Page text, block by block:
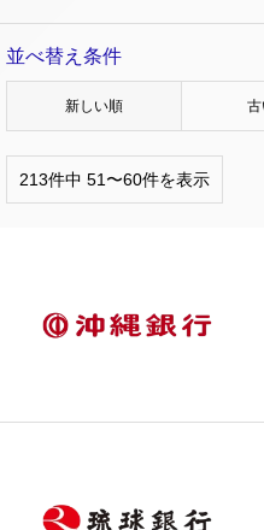
並べ替え条件
新しい順
213件中 51〜60件を表示